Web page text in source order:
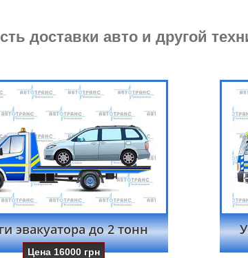
доставки авто и другой
эвакуатора до 2 тонн
Цена 16000 грн